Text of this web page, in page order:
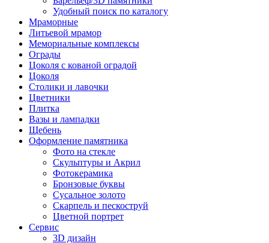
Удобный поиск по каталогу
Мраморные
Литьевой мрамор
Мемориальные комплексы
Ограды
Цоколя с кованой оградой
Цоколя
Столики и лавочки
Цветники
Плитка
Вазы и лампадки
Щебень
Оформление памятника
Фото на стекле
Скульптуры и Акрил
Фотокерамика
Бронзовые буквы
Сусальное золото
Скарпель и пескоструй
Цветной портрет
Сервис
3D дизайн